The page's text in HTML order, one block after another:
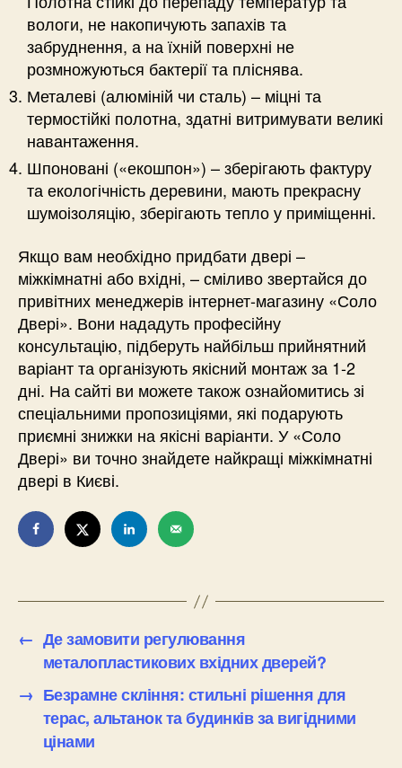
вологи, не накопичують запахів та
забруднення, а на їхній поверхні не
розмножуються бактерії та пліснява.
Металеві (алюміній чи сталь) – міцні та
термостійкі полотна, здатні витримувати великі
навантаження.
Шпоновані («екошпон») – зберігають фактуру
та екологічність деревини, мають прекрасну
шумоізоляцію, зберігають тепло у приміщенні.
Якщо вам необхідно придбати двері –
міжкімнатні або вхідні, – сміливо звертайся до
привітних менеджерів інтернет-магазину «Соло
Двері». Вони нададуть професійну
консультацію, підберуть найбільш прийнятний
варіант та організують якісний монтаж за 1-2
дні. На сайті ви можете також ознайомитись зі
спеціальними пропозиціями, які подарують
приємні знижки на якісні варіанти. У «Соло
Двері» ви точно знайдете найкращі міжкімнатні
двері в Києві.
← Де замовити регулювання
металопластикових вхідних дверей?
→ Безрамне скління: стильні рішення для
терас, альтанок та будинків за вигідними
цінами